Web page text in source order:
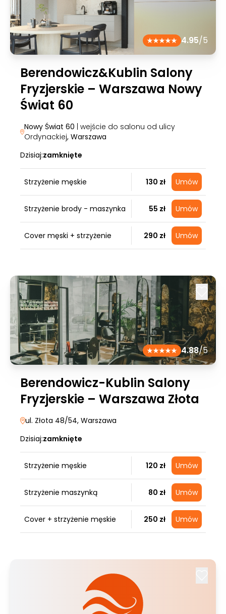
4.95/5
Berendowicz&Kublin Salony
Fryzjerskie – Warszawa Nowy
Świat 60
Nowy Świat 60 | wejście do salonu od ulicy
Ordynackiej, Warszawa
Dzisiaj:zamknięte
Strzyżenie męskie 130 zł Umów
Strzyżenie brody - maszynka 55 zł Umów
Cover męski + strzyżenie 290 zł Umów
4.88/5
Berendowicz-Kublin Salony
Fryzjerskie – Warszawa Złota
ul. Złota 48/54, Warszawa
Dzisiaj:zamknięte
Strzyżenie męskie 120 zł Umów
Strzyżenie maszynką 80 zł Umów
Cover + strzyżenie męskie 250 zł Umów